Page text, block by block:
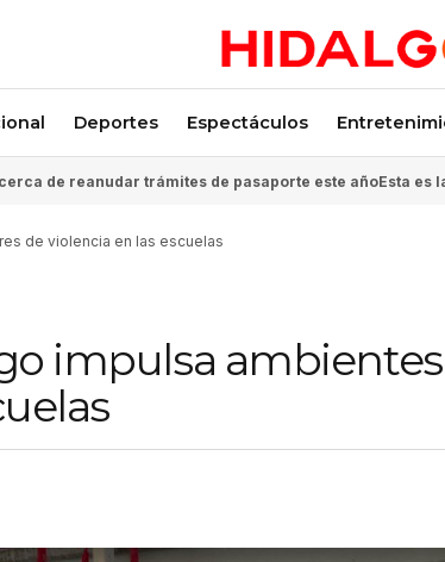
Deportes Espectáculos
de reanudar trámites de pasaporte este añoEsta es
de violencia en las escuelas
impulsa